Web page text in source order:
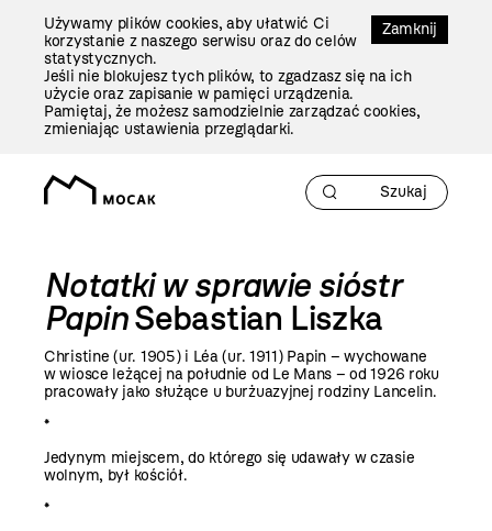
Zamknij
Używamy plików cookies, aby ułatwić Ci
korzystanie z naszego serwisu oraz do celów
statystycznych.
Jeśli nie blokujesz tych plików, to zgadzasz się na ich
użycie oraz zapisanie w pamięci urządzenia.
Pamiętaj, że możesz samodzielnie zarządzać cookies,
zmieniając ustawienia przeglądarki.
Notatki w sprawie sióstr
PapinSebastian Liszka
Christine (ur. 1905) i Léa (ur. 1911) Papin – wychowane
w wiosce leżącej na południe od Le Mans – od 1926 roku
pracowały jako służące u burżuazyjnej rodziny Lancelin.
*
Jedynym miejscem, do którego się udawały w czasie
wolnym, był kościół.
*